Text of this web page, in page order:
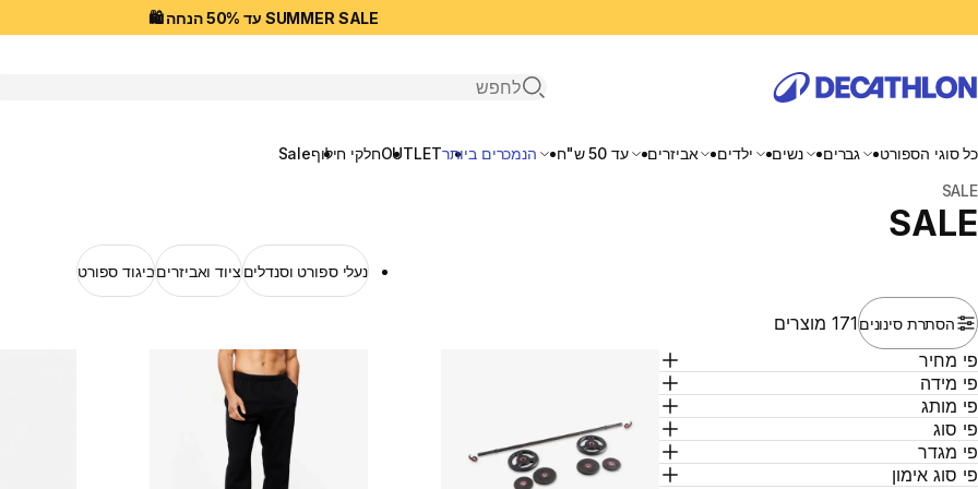
SUMMER SALE עד 50% הנחה 🛍️
פתיחת חיפוש
כל סוגי הספורט גברים נשים ילדים אביזרים עד 50 ש"ח הנמכרים ביותרOUTLETחלקי חילוףSale
בית
SALE
SALE
נעלי ספורט וסנדלים ציוד ואביזריםביגוד ספורט
הסתרת סינונים171 מוצרים
מחיר
מידה
מותג
סוג
מגדר
סוג אימון